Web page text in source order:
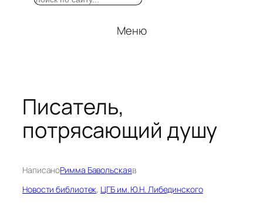
Меню
Писатель,
потрясающий душу
НаписаноРимма Бавольскаяв
Новости библиотек, ЦГБ им. Ю.Н. Либединского